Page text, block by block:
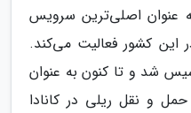
عنوان اصلی‌ترین سرویس
این کشور فعالیت می‌کند.
کانادا در سال 1977 تأسیس شد و تا کنون به عنوان
و نقل ریلی در کانادا